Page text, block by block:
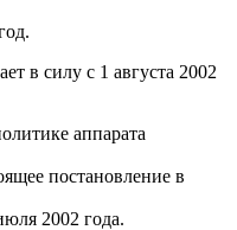
в силу с 1 августа 2002
аппарата
постановление в
2002 года.